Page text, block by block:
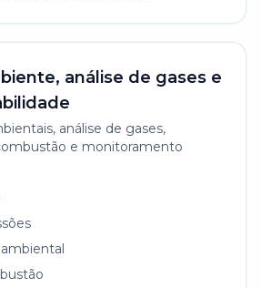
análise de gases e
análise de gases,
e monitoramento